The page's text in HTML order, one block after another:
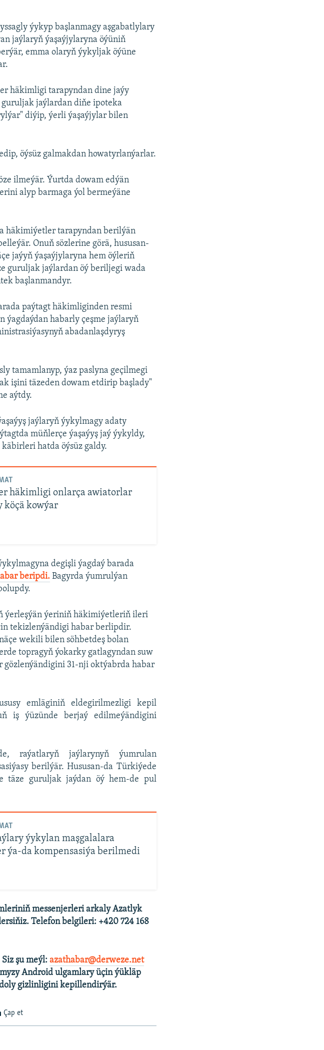
ýykyp başlanmagy aşgabatlylary
jaýlaryň ýaşaýjylaryna öýüniň
emma olaryň ýykyljak öýüne
häkimligi tarapyndan dine jaýy
jaýlardan diňe ipoteka
diýip, ýerli ýaşaýjylar bilen
öýsüz galmakdan howatyrlanýarlar.
ilmeýär. Ýurtda dowam edýän
alyp barmaga ýol bermeýäne
häkimiýetler tarapyndan berilýän
Onuň sözlerine görä, hususan-
jaýyň ýaşaýjylaryna hem öýleriň
guruljak jaýlardan öý beriljegi wada
başlanmandyr.
paýtagt häkimliginden resmi
ýagdaýdan habarly çeşme jaýlaryň
abadanlaşdyryş
tamamlanyp, ýaz paslyna geçilmegi
işini täzeden dowam etdirip başlady"
aýtdy.
jaýlaryň ýykylmagy adaty
müňlerçe ýaşaýyş jaý ýykyldy,
hatda öýsüz galdy.
häkimligi onlarça awiatorlar
köçä kowýar
degişli ýagdaý barada
beripdi. Bagyrda ýumrulýan
ýerleşýän ýeriniň häkimiýetleriň ileri
tekizlenýändigi habar berlipdir.
wekili bilen söhbetdeş bolan
topragyň ýokarky gatlagyndan suw
gözlenýändigini 31-nji oktýabrda habar
emläginiň eldegirilmezligi kepil
iş ýüzünde berjaý edilmeýändigini
raýatlaryň jaýlarynyň ýumrulan
berilýär. Hususan-da Türkiýede
täze guruljak jaýdan öý hem-de pul
ýykylan maşgalalara
ýa-da kompensasiýa berilmedi
messenjerleri arkaly Azatlyk
Telefon belgileri: +420 724 168
şu meýl:azathabar@derweze.net
Android ulgamlary üçin ýükläp
gizlinligini kepillendirýär.
Çap et